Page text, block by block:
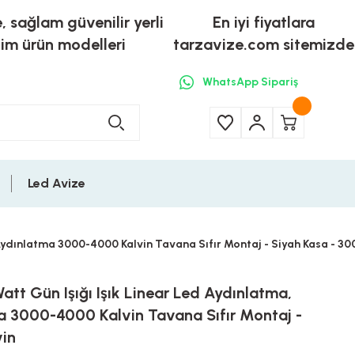
sağlam güvenilir yerli
ürün modelleri
En iyi fiyatlara
tarzavize.com sitemizde
WhatsApp Sipariş
Led Avize
3000-4000 Kalvin Tavana Sıfır Montaj - Siyah Kasa -
Gün Işığı Işık Linear Led Aydınlatma,
3000-4000 Kalvin Tavana Sıfır Montaj -